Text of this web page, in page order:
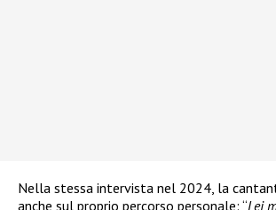
Nella stessa intervista nel 2024, la
anche sul proprio percorso personale: “Lei